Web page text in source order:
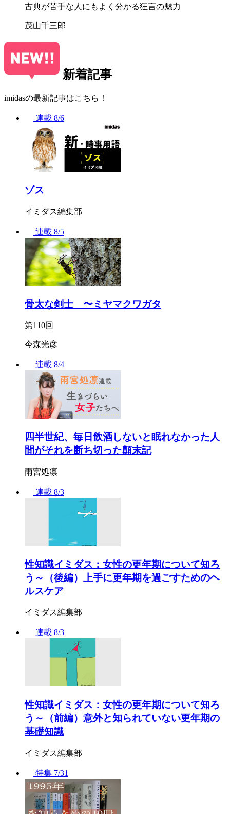
古典が苦手な人にもよく分かる狂言の魅力
茂山千三郎
新着記事
imidasの最新記事はこちら！
連載 8/6
ゾス
イミダス編集部
連載 8/5
骨太な剣士 〜ミヤマクワガタ
第110回
今森光彦
連載 8/4
四半世紀、毎日飲酒しないと眠れなかった人
間がそれを断ち切った顛末記
雨宮処凛
連載 8/3
性知識イミダス：女性の更年期について知ろ
う～（後編）上手に更年期を過ごすためのヘ
ルスケア
イミダス編集部
連載 8/3
性知識イミダス：女性の更年期について知ろ
う～（前編）意外と知られていない更年期の
基礎知識
イミダス編集部
特集 7/31